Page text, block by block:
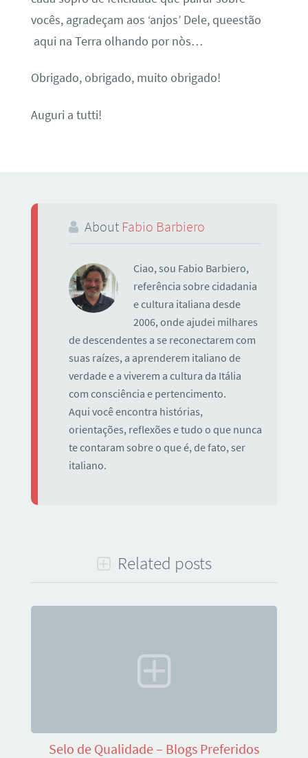
vocês, agradeçam aos ‘anjos’ Dele, queestão
aqui na Terra olhando por nòs…
Obrigado, obrigado, muito obrigado!
Auguri a tutti!
About Fabio Barbiero
Ciao, sou Fabio Barbiero,
referência sobre cidadania
e cultura italiana desde
2006, onde ajudei milhares
de descendentes a se reconectarem com
suas raízes, a aprenderem italiano de
verdade e a viverem a cultura da Itália
com consciência e pertencimento.
Aqui você encontra histórias,
orientações, reflexões e tudo o que nunca
te contaram sobre o que é, de fato, ser
italiano.
Related posts
Selo de Qualidade – Blogs Preferidos